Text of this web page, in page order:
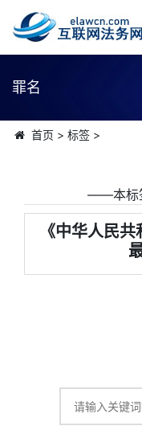
罪名
首页 > 标签>
――本标
《中华人民